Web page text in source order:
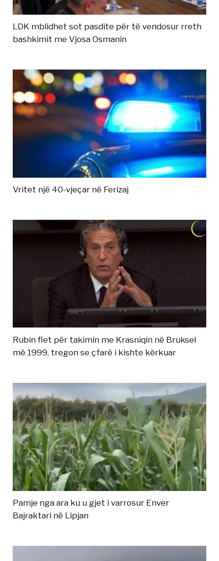
LDK mblidhet sot pasdite për të vendosur rreth
bashkimit me Vjosa Osmanin
Vritet një 40-vjeçar në Ferizaj
Rubin flet për takimin me Krasniqin në Bruksel
më 1999, tregon se çfarë i kishte kërkuar
Pamje nga ara ku u gjet i varrosur Enver
Bajraktari në Lipjan